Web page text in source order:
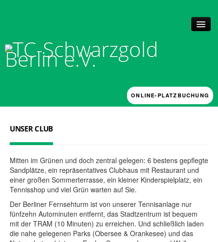
ONLINE-PLATZBUCHUNG
Historie + Anlage
Mitgliedschaft
Vorstand, Kassenprüfer und Beschwerdeausschuss
Platzbuchung
Arbeitsstunden
TRAINING
Mannschaften & Verbandsspiele 2026
Förderkonzept
Trainer
JUGEND
UNSER CLUB
Mitten im Grünen und doch zentral gelegen: 6 bestens gepflegte
Sandplätze, ein repräsentatives Clubhaus mit Restaurant und
einer großen Sommerterrasse, ein kleiner Kinderspielplatz, ein
Tennisshop und viel Grün warten auf Sie.
Der Berliner Fernsehturm ist von unserer Tennisanlage nur
fünfzehn Autominuten entfernt, das Stadtzentrum ist bequem
mit der TRAM (10 Minuten) zu erreichen. Und schließlich laden
die nahe gelegenen Parks (Obersee & Orankesee) und das